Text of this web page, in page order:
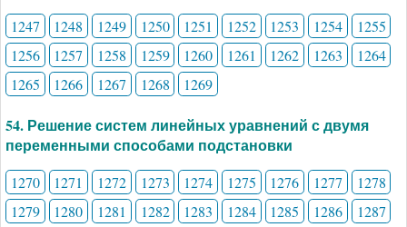
1247 1248 1249 1250 1251 1252 1253 1254
1255
1256
1257 1258 1259 1260 1261 1262 1263
1264
1265
1266 1267 1268 1269
54. Решение систем линейных уравнений с двумя
переменными способами подстановки
1270 1271 1272 1273 1274 1275 1276 1277
1278
1279
1280 1281 1282 1283 1284 1285 1286
1287